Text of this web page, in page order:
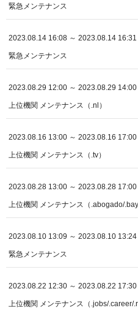
緊急メンテナンス
2023.08.14 16:08 ～ 2023.08.14 16:31
緊急メンテナンス
2023.08.29 12:00 ～ 2023.08.29 14:00
上位機関 メンテナンス（.nl）
2023.08.16 13:00 ～ 2023.08.16 17:00
上位機関 メンテナンス（.tv）
2023.08.28 13:00 ～ 2023.08.28 17:00
上位機関 メンテナンス（.abogado/
2023.08.10 13:09 ～ 2023.08.10 13:24
緊急メンテナンス
2023.08.22 12:30 ～ 2023.08.22 17:30
上位機関 メンテナンス（.jobs/.career/